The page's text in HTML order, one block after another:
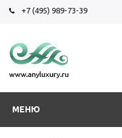
+7 (495) 989-73-39
МЕНЮ